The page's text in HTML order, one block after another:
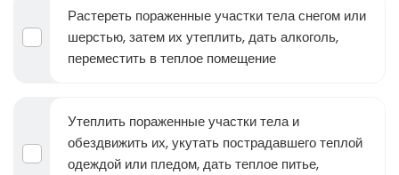
Растереть пораженные участки тела снегом или
шерстью, затем их утеплить, дать алкоголь,
переместить в теплое помещение
Утеплить пораженные участки тела и
обездвижить их, укутать пострадавшего теплой
одеждой или пледом, дать теплое питье,